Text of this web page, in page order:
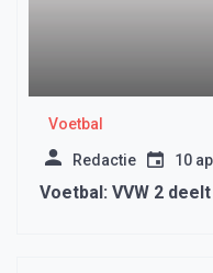
Voetbal
Redactie 10
Voetbal: VVW 2